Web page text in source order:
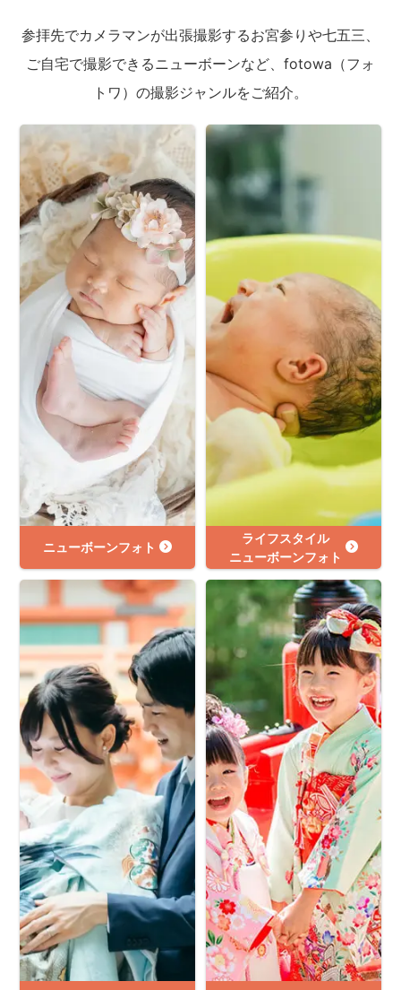
参拝先でカメラマンが出張撮影するお宮参りや七五三、
ご自宅で撮影できるニューボーンなど、fotowa（フォ
トワ）の撮影ジャンルをご紹介。
ニューボーンフォト
ライフスタイル
ニューボーンフォト